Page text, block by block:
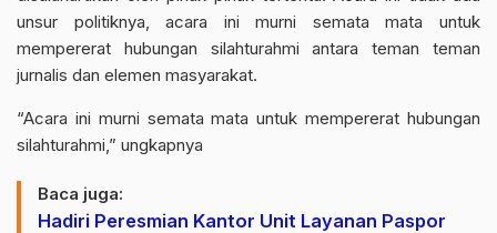
unsur politiknya, acara ini murni semata mata untuk
mempererat hubungan silahturahmi antara teman teman
jurnalis dan elemen masyarakat.
“Acara ini murni semata mata untuk mempererat hubungan
silahturahmi,” ungkapnya
Baca juga:
Hadiri Peresmian Kantor Unit Layanan Paspor